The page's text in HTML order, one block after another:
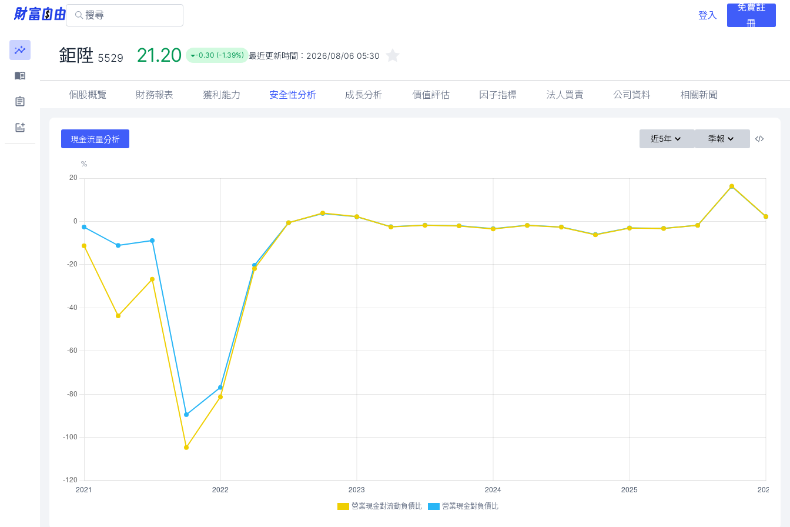
登入
免費註
冊
鉅陞 5529 21.20 -0.30 (-1.39%) 最近更新時間： 2026/08/06 05:30
個股概覽 財務報表 獲利能力 安全性分析 成長分析 價值評估 因子指標 法人買賣 公司資料 相關新聞
現金流量分析 近5年 季報
營業現金對流動負債比 營業現金對負債比